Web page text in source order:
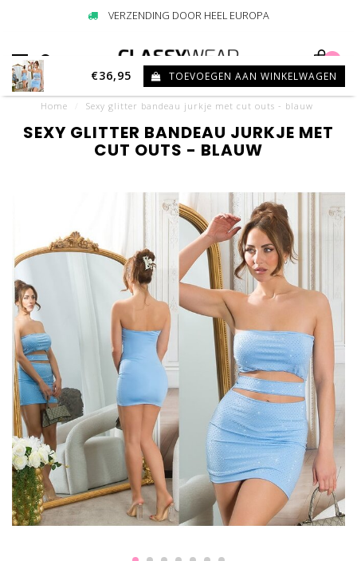
VERZENDING DOOR HEEL EUROPA
Home Sexy glitter bandeau jurkje met cut outs - blauw
€36,95 TOEVOEGEN AAN WINKELWAGEN
SEXY GLITTER BANDEAU JURKJE MET
CUT OUTS - BLAUW